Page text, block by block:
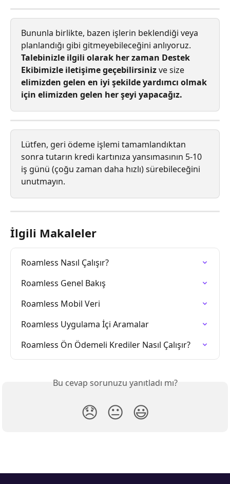
Bununla birlikte, bazen işlerin beklendiği veya
planlandığı gibi gitmeyebileceğini anlıyoruz.
Talebinizle ilgili olarak her zaman Destek
Ekibimizle iletişime geçebilirsiniz ve size
elimizden gelen en iyi şekilde yardımcı olmak
için elimizden gelen her şeyi yapacağız.
Lütfen, geri ödeme işlemi tamamlandıktan
sonra tutarın kredi kartınıza yansımasının 5-10
iş günü (çoğu zaman daha hızlı) sürebileceğini
unutmayın.
İlgili Makaleler
Roamless Nasıl Çalışır?
Roamless Genel Bakış
Roamless Mobil Veri
Roamless Uygulama İçi Aramalar
Roamless Ön Ödemeli Krediler Nasıl Çalışır?
Bu cevap sorunuzu yanıtladı mı?
😞 😐 😃